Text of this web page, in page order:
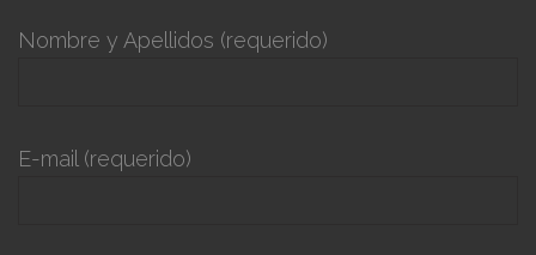
Nombre y Apellidos (requerido)
E-mail (requerido)